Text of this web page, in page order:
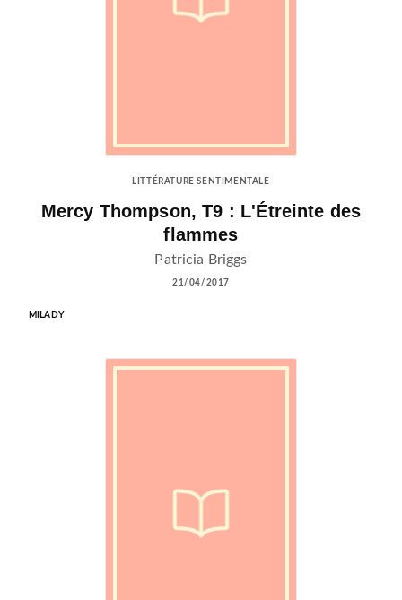
LITTÉRATURE SENTIMENTALE
Mercy Thompson, T9 : L'Étreinte des
flammes
Patricia Briggs
21/04/2017
MILADY